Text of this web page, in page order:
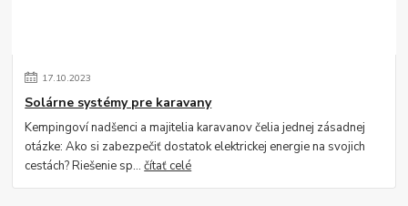
17.10.2023
Solárne systémy pre karavany
Kempingoví nadšenci a majitelia karavanov čelia jednej zásadnej
otázke: Ako si zabezpečiť dostatok elektrickej energie na svojich
cestách? Riešenie sp...čítať celé